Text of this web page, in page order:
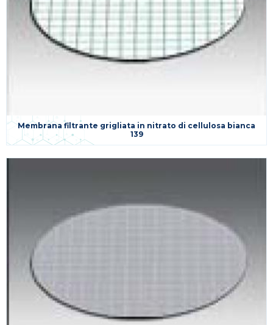
Membrana filtrante grigliata in nitrato di cellulosa bianca
139